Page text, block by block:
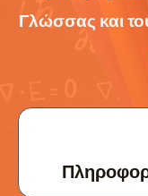
Γλώσσας και